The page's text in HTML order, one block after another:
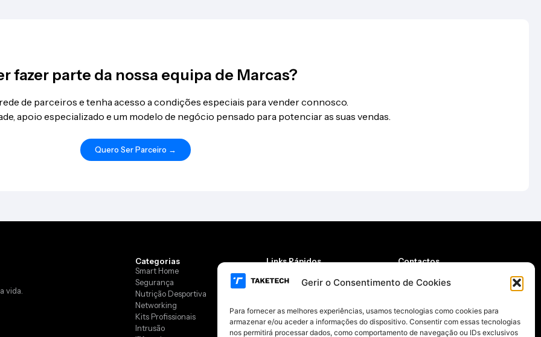
Gerir o Consentimento de Cookies
Para fornecer as melhores experiências, usamos tecnologias como cookies para
armazenar e/ou aceder a informações do dispositivo. Consentir com essas tecnologias
nos permitirá processar dados, como comportamento de navegação ou IDs exclusivos
fazer parte da nossa equipa de Marcas?
de parceiros e tenha acesso a condições especiais para vender connosco.
apoio especializado e um modelo de negócio pensado para potenciar as suas vendas.
Quero Ser Parceiro →
vida.
Categorias
Smart Home
Segurança
Nutrição Desportiva
Networking
Kits Profissionais
Intrusão
Links Rápidos
Contactos
Registar
Entrar
Contactos
geral@taketech.pt
(+351) 962 673 870*
*chamada para rede móvel nacional
Temos também disponível um formulário